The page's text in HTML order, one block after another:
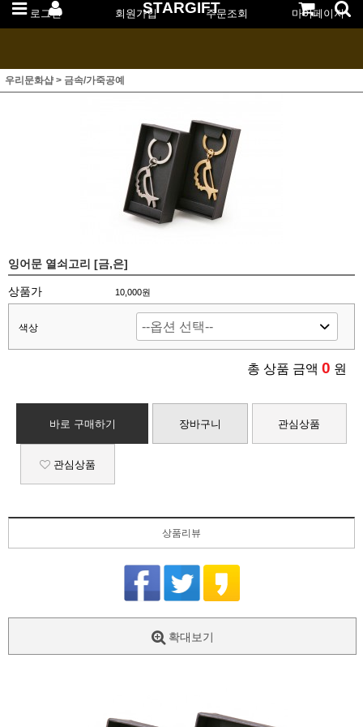
로그인 회원가입 주문조회 마이페이지
STARGIFT
우리문화샵> 금속/가죽공예
잉어문 열쇠고리 [금,은]
상품가 10,000원
색상
총 상품 금액 0 원
바로 구매하기 장바구니 관심상품
관심상품
상품리뷰
확대보기